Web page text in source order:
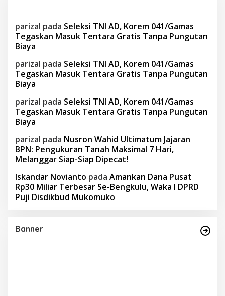
parizal pada Seleksi TNI AD, Korem 041/Gamas
Tegaskan Masuk Tentara Gratis Tanpa Pungutan
Biaya
parizal pada Seleksi TNI AD, Korem 041/Gamas
Tegaskan Masuk Tentara Gratis Tanpa Pungutan
Biaya
parizal pada Seleksi TNI AD, Korem 041/Gamas
Tegaskan Masuk Tentara Gratis Tanpa Pungutan
Biaya
parizal pada Nusron Wahid Ultimatum Jajaran
BPN: Pengukuran Tanah Maksimal 7 Hari,
Melanggar Siap-Siap Dipecat!
Iskandar Novianto pada Amankan Dana Pusat
Rp30 Miliar Terbesar Se-Bengkulu, Waka I DPRD
Puji Disdikbud Mukomuko
Banner